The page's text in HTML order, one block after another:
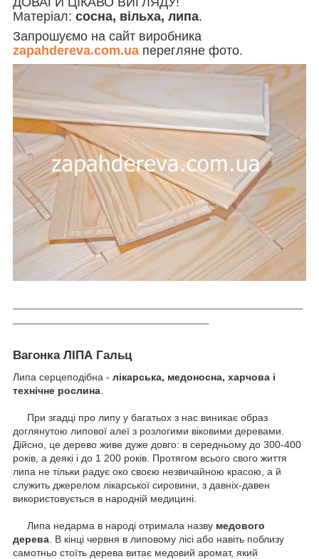
Матеріал: сосна, вільха, липа.
Запрошуємо на сайт виробника
zapahdereva.com.ua перегляне фото.
Вагонка ЛІПА Гальц
Липа серцеподібна - лікарська, медоносна, харчова і
технічне рослина
При згадці про липу у багатьох з нас виникає образ
доглянутою липової алеї з розлогими віковими деревами.
Дійсно, це дерево живе дуже довго: в середньому до 300-400
років, а деякі і до 1 200 років. Протягом всього свого життя
липа не тільки радує око своєю незвичайною красою, а й
служить джерелом лікарської сировини, з давніх-давен
використовується в народній медицині.
Липа недарма в народі отримала назву медового
дерева В кінці червня в липовому лісі або навіть поблизу
самотньо стоїть дерева витає медовий аромат, який